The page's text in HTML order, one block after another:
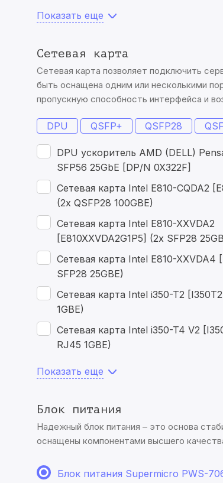
Показать еще
Сетевая карта
Сетевая карта позволяет подключить
быть оснащена одним или несколькими
пропускную способность интерфейса и
DPU QSFP+ QSFP28
DPU ускоритель AMD (DELL)
SFP56 25GbE [DP/N 0X322F]
Сетевая карта Intel E810-CQDA2
(2x QSFP28 100GBE)
Сетевая карта Intel E810-XXVDA2
[E810XXVDA2G1P5] (2x SFP28
Сетевая карта Intel E810-XXVDA4
SFP28 25GBE)
Сетевая карта Intel i350-T2
1GBE)
Сетевая карта Intel i350-T4 V2
RJ45 1GBE)
Показать еще
Блок питания
Надежный блок питания – это основа
оснащены компонентами высшего
Блок питания Supermicro PWS-